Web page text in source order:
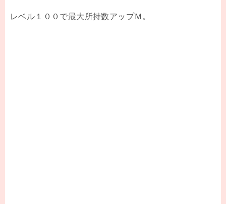
レベル１００で最大所持数アップＭ。